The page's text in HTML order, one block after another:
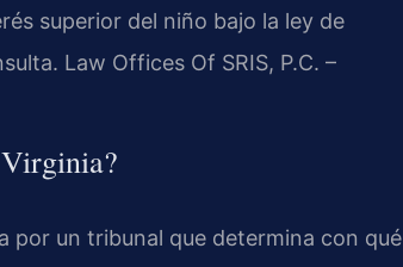
superior del niño bajo la ley de
Law Offices Of SRIS, P.C. –
por un tribunal que determina con qué